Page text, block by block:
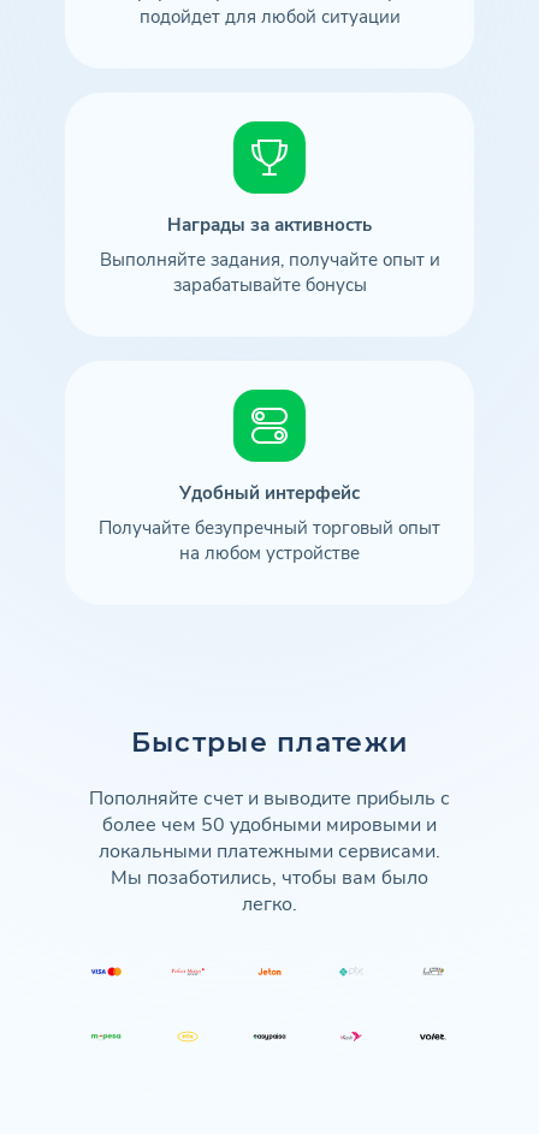
подойдет для любой ситуации
Награды за активность
Выполняйте задания, получайте опыт и
зарабатывайте бонусы
Удобный интерфейс
Получайте безупречный торговый опыт
на любом устройстве
Быстрые платежи
Пополняйте счет и выводите прибыль с
более чем 50 удобными мировыми и
локальными платежными сервисами.
Мы позаботились, чтобы вам было
легко.